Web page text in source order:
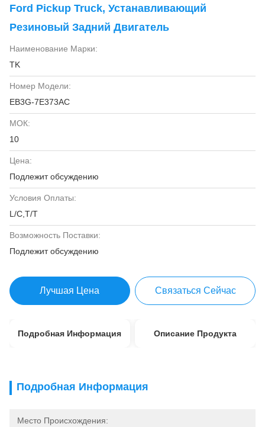
Ford Pickup Truck, Устанавливающий
Резиновый Задний Двигатель
Наименование Марки:
TK
Номер Модели:
EB3G-7E373AC
МОК:
10
Цена:
Подлежит обсуждению
Условия Оплаты:
L/C,T/T
Возможность Поставки:
Подлежит обсуждению
Лучшая Цена Связаться Сейчас
Подробная Информация Описание Продукта
Подробная Информация
Место Происхождения: